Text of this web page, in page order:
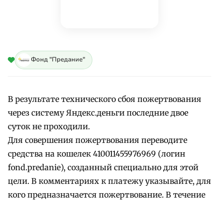
Фонд "Предание"
В результате технического сбоя пожертвования
через систему Яндекс.деньги последние двое
суток не проходили.
Для совершения пожертвования переводите
средства на кошелек 410011455976969 (логин
fond.predanie), созданный специально для этой
цели. В комментариях к платежу указывайте, для
кого предназначается пожертвование. В течение